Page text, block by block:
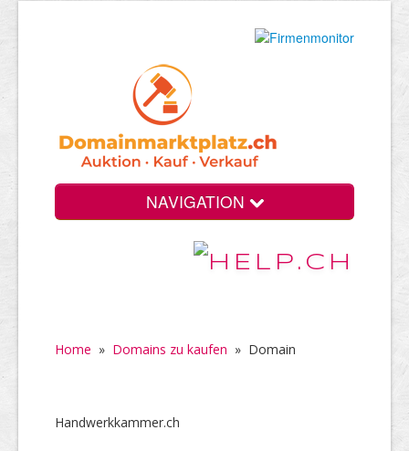
NAVIGATION
Home » Domains zu kaufen » Domain
Handwerkkammer.ch